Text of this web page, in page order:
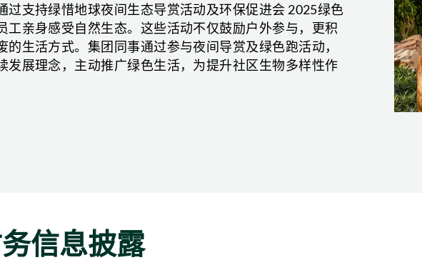
过支持绿惜地球夜间生态导赏活动及环保促进会 2025绿色
工亲身感受自然生态。这些活动不仅鼓励户外参与，更积
的生活方式。集团同事通过参与夜间导赏及绿色跑活动，
发展理念，主动推广绿色生活，为提升社区生物多样性作
信息披露